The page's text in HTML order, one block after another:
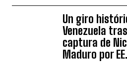
Un giro
Venezuela
captura de
Maduro por